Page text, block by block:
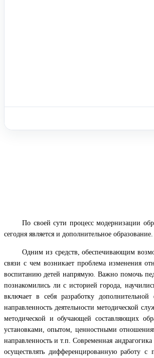
По своей сути процесс модернизации
сегодня является и дополнительное образование.
Одним из средств, обеспечивающим
связи с чем возникает проблема изменения
воспитанию детей напрямую. Важно помочь
познакомились ли с историей города,
включает в себя разработку
направленность деятельности методической
методической и обучающей составляющих
установками, опытом, ценностными
направленность и т.п. Современная
осуществлять дифференцированную работу